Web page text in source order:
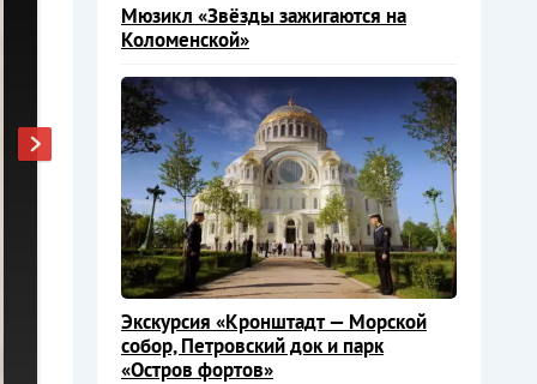
Мюзикл «Звёзды зажигаются на
Коломенской»
Экскурсия «Кронштадт — Морской
собор, Петровский док и парк
«Остров фортов»